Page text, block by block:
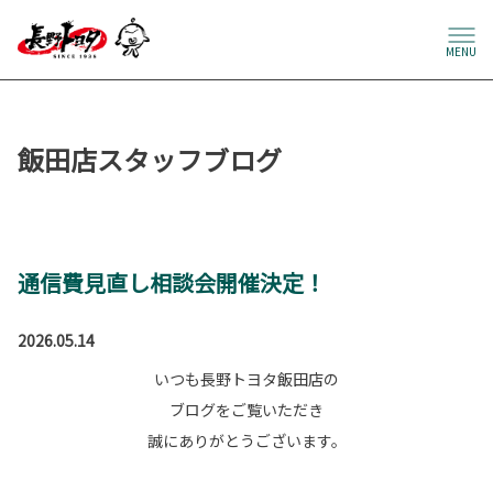
MENU
飯田店スタッフブログ
通信費見直し相談会開催決定！
2026.05.14
いつも長野トヨタ飯田店の
ブログをご覧いただき
誠にありがとうございます。